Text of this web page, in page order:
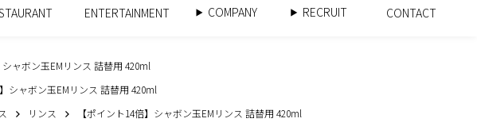
ENTERTAINMENT COMPANY RECRUIT CONTACT
シャボン玉EMリンス 詰替用 420ml
シャボン玉EMリンス 詰替用 420ml
リンス 【ポイント14倍】シャボン玉EMリンス 詰替用 420ml